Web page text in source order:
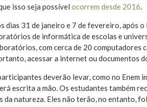
isso seja possível ocorrem desde 2016.
dias 31 de janeiro e 7 de fevereiro, após
de informática de escolas e
com cerca de 20 computadores
acessar a internet ou documentos
deverão levar, como no
escrita a mão. Os estudantes também
da natureza. Eles não terão, no entanto,